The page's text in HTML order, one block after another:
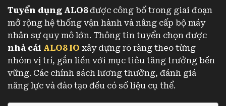
Tuyển dụng ALO8được công bố trong giai đoạn
mở rộng hệ thống vận hành và nâng cấp bộ máy
nhân sự quy mô lớn. Thông tin tuyển chọn được
nhà cái ALO8 IO xây dựng rõ ràng theo từng
nhóm vị trí, gắn liền với mục tiêu tăng trưởng bền
vững. Các chính sách lương thưởng, đánh giá
năng lực và đào tạo đều có số liệu cụ thể.